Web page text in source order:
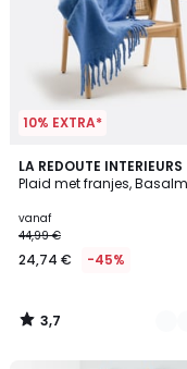
10% EXTRA*
LA REDOUTE INTERIEURS
Plaid met franjes, Basalm
vanaf
44,99 €
24,74 € -45%
3,7
/ 5
4
Kleuren
3,7
/